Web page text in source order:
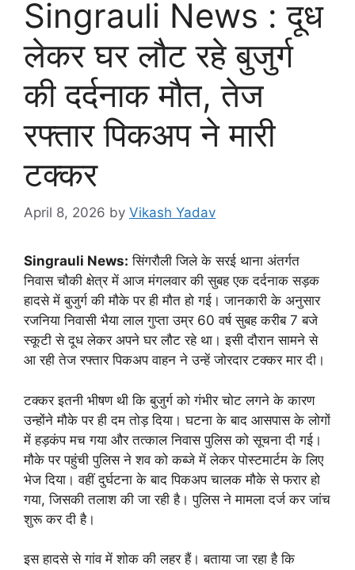
Singrauli News : दूध
लेकर घर लौट रहे बुजुर्ग
की दर्दनाक मौत, तेज
रफ्तार पिकअप ने मारी
टक्कर
April 8, 2026 by Vikash Yadav
Singrauli News: सिंगरौली जिले के सरई थाना अंतर्गत
निवास चौकी क्षेत्र में आज मंगलवार की सुबह एक दर्दनाक सड़क
हादसे में बुजुर्ग की मौके पर ही मौत हो गई। जानकारी के अनुसार
रजनिया निवासी भैया लाल गुप्ता उम्र 60 वर्ष सुबह करीब 7 बजे
स्कूटी से दूध लेकर अपने घर लौट रहे था। इसी दौरान सामने से
आ रही तेज रफ्तार पिकअप वाहन ने उन्हें जोरदार टक्कर मार दी।
टक्कर इतनी भीषण थी कि बुजुर्ग को गंभीर चोट लगने के कारण
उन्होंने मौके पर ही दम तोड़ दिया। घटना के बाद आसपास के लोगों
में हड़कंप मच गया और तत्काल निवास पुलिस को सूचना दी गई।
मौके पर पहुंची पुलिस ने शव को कब्जे में लेकर पोस्टमार्टम के लिए
भेज दिया। वहीं दुर्घटना के बाद पिकअप चालक मौके से फरार हो
गया, जिसकी तलाश की जा रही है। पुलिस ने मामला दर्ज कर जांच
शुरू कर दी है।
इस हादसे से गांव में शोक की लहर हैं। बताया जा रहा है कि